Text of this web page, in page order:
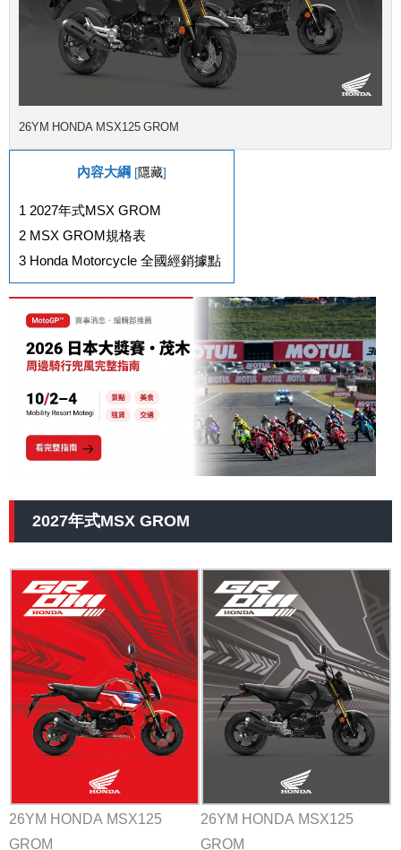
26YM HONDA MSX125 GROM
內容大綱 [隱藏]
1 2027年式MSX GROM
2 MSX GROM規格表
3 Honda Motorcycle 全國經銷據點
2027年式MSX GROM
26YM HONDA MSX125
GROM
26YM HONDA MSX125
GROM